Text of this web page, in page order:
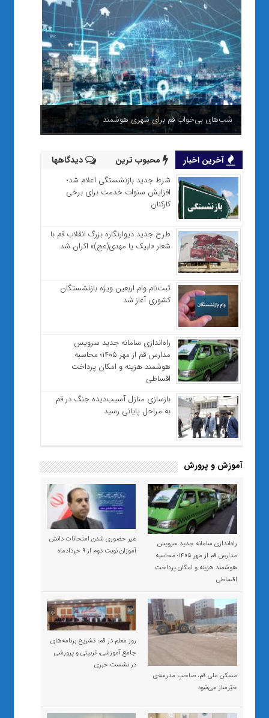
شب‌های بی‌خواب قم برای شهری هوشمند
آخرین اخبار محبوب ترین دیدگاهها
شرط جدید بازنشستگی اعلام شد؛
افزایش سنوات خدمت برای برخی
کارکنان
طرح جدید دیوارنگاره بزرگ انقلاب قم با
شعار «لبیک یا مهدی(عج)» اکران شد.
ثبت‌نام وام اربعین ویژه بازنشستگان
کشوری آغاز شد
راه‌اندازی سامانه جدید سرویس
مدارس قم از مهر ۱۴۰۵؛ محاسبه
هوشمند هزینه و امکان پرداخت
اقساطی
بازسازی منازل آسیب‌دیده جنگ در قم
به مراحل پایانی رسید
آموزش و پرورش
راه‌اندازی سامانه جدید سرویس
مدارس قم از مهر ۱۴۰۵؛ محاسبه
هوشمند هزینه و امکان پرداخت
اقساطی
غیر حضوری شدن امتحانات دانش
آموزان نوبت دوم از ۹ خردادماه
مسکن ملی قم، صاحبِ مدرسه‌ی
خیّرساز می‌شود
روز معلم در قم: تشریح برنامه‌های
جامع آموزشی، تربیتی و پرورشی
در نشست خبری